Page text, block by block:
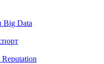
Big Data